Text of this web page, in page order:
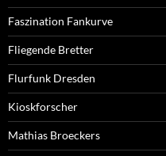
Faszination Fankurve
Fliegende Bretter
Flurfunk Dresden
Kioskforscher
Mathias Broeckers